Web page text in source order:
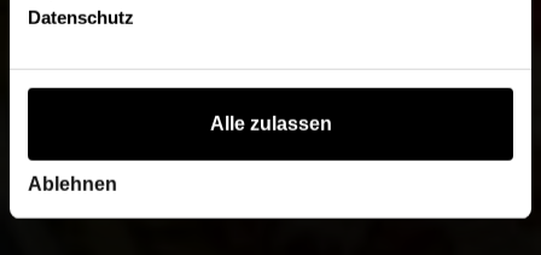
Datenschutz
Alle zulassen
Ablehnen